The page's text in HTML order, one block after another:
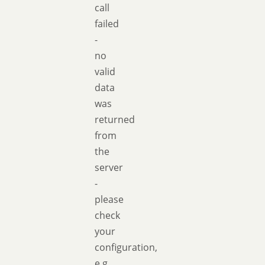
call
failed
-
no
valid
data
was
returned
from
the
server
-
please
check
your
configuration,